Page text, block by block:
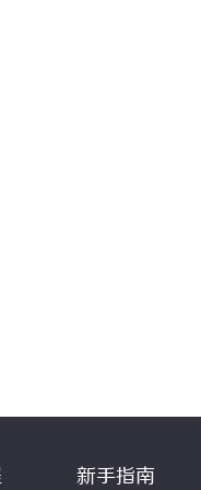
新手指南